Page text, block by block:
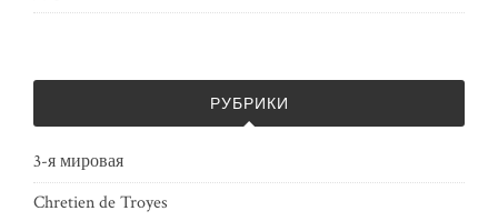
РУБРИКИ
3-я мировая
Chretien de Troyes